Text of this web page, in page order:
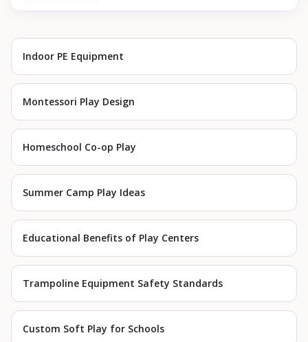
Indoor PE Equipment
Montessori Play Design
Homeschool Co-op Play
Summer Camp Play Ideas
Educational Benefits of Play Centers
Trampoline Equipment Safety Standards
Custom Soft Play for Schools